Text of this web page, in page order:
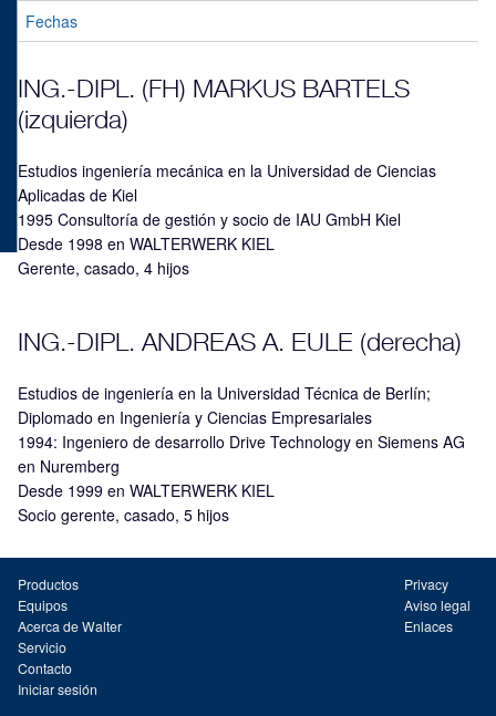
Fechas
ING.-DIPL. (FH) MARKUS BARTELS
(izquierda)
Estudios ingeniería mecánica en la Universidad de Ciencias
Aplicadas de Kiel
1995 Consultoría de gestión y socio de IAU GmbH Kiel
Desde 1998 en WALTERWERK KIEL
Gerente, casado, 4 hijos
ING.-DIPL. ANDREAS A. EULE (derecha)
Estudios de ingeniería en la Universidad Técnica de Berlín;
Diplomado en Ingeniería y Ciencias Empresariales
1994: Ingeniero de desarrollo Drive Technology en Siemens AG
en Nuremberg
Desde 1999 en WALTERWERK KIEL
Socio gerente, casado, 5 hijos
Productos
Equipos
Acerca de Walter
Servicio
Contacto
Iniciar sesión
Privacy
Aviso legal
Enlaces